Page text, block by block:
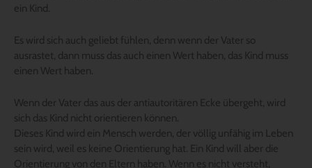
ein Kind.
Es wird sich auch geliebt fühlen, denn wenn der Vater so
ausrastet, dann muss das auch einen Wert haben, das Kind muss
einen Wert haben.
Wenn der Vater das aus der antiautoritären Ecke übergeht, wird
sich das Kind nicht orientieren können.
Dieses Kind wird ein Mensch werden, der völlig unfähig im Leben
sein wird, weil es keine Orientierung hat. Ein Kind will aber die
Orientierung von den Eltern haben. Wenn es nicht versteht,